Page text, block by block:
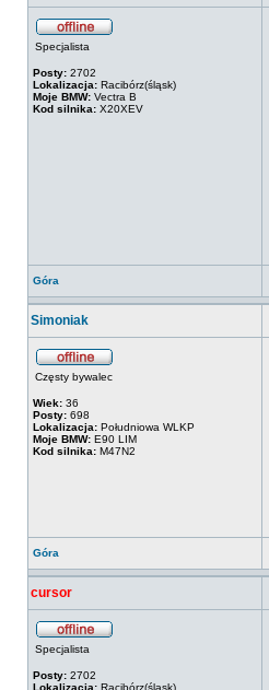
Specjalista
Posty: 2702
Lokalizacja: Racibórz(śląsk)
Moje BMW: Vectra B
Kod silnika: X20XEV
Góra
Simoniak
Częsty bywalec
Wiek: 36
Posty: 698
Lokalizacja: Południowa WLKP
Moje BMW: E90 LIM
Kod silnika: M47N2
Góra
cursor
Specjalista
Posty: 2702
Lokalizacja: Racibórz(śląsk)